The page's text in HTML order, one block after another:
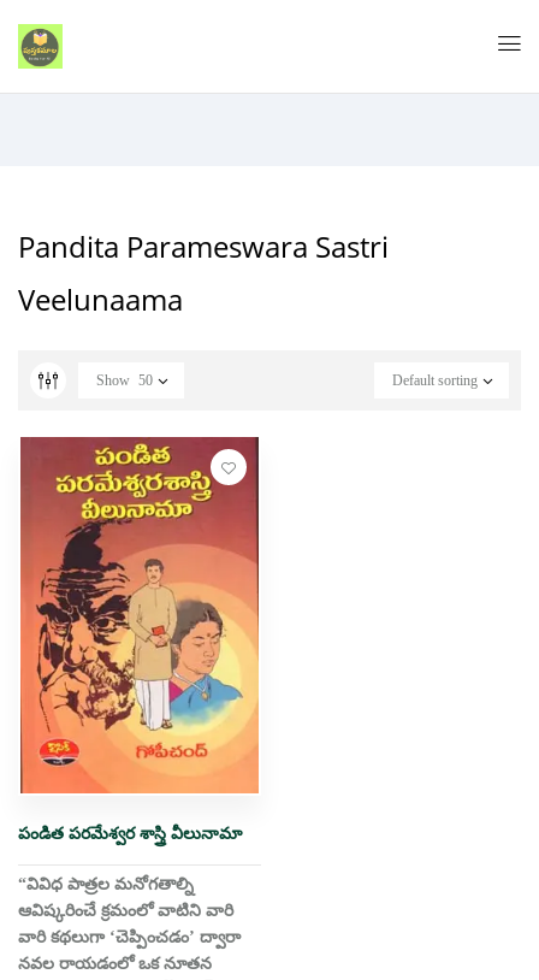
Pandita Parameswara Sastri
Veelunaama
Default sorting
Show 50
పండిత పరమేశ్వర శాస్త్రి వీలునామా
“వివిధ పాత్రల మనోగతాల్ని
ఆవిష్కరించే క్రమంలో వాటిని వారి
వారి కథలుగా ‘చెప్పించడం’ ద్వారా
నవల రాయడంలో ఒక నూతన